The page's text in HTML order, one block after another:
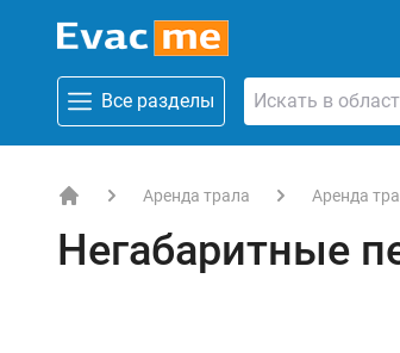
Все разделы
Аренда трала Аренда
Негабаритные